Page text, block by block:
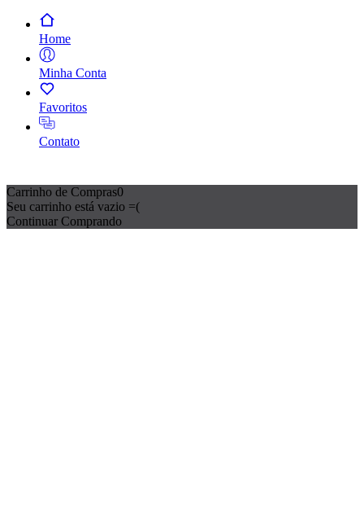
Home
Minha Conta
Favoritos
Contato
Carrinho de Compras0
Seu carrinho está vazio =(
Continuar Comprando